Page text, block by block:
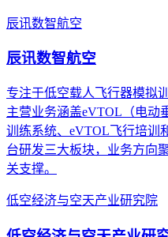
辰讯数智航空
辰讯数智航空
专注于低空载人飞行器模拟
主营业务涵盖eVTOL（电动
训练系统、eVTOL飞行培训
台研发三大板块，业务方向
关支撑。
低空经济与空天产业研究院